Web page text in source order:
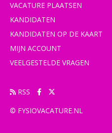
VACATURE PLAATSEN
KANDIDATEN
KANDIDATEN OP DE KAART
MIJN ACCOUNT
VEELGESTELDE VRAGEN
RSS
© FYSIOVACATURE.NL